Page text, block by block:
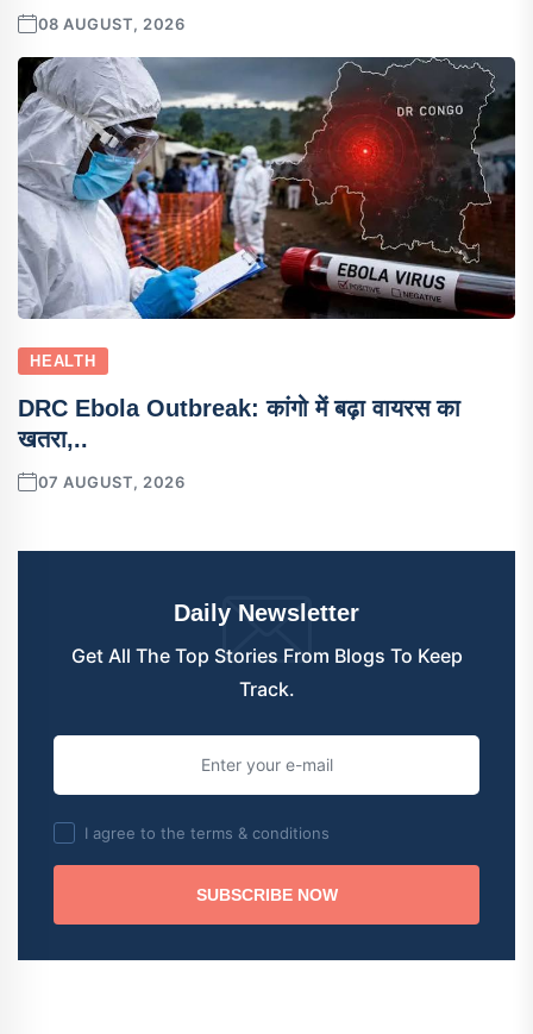
08 AUGUST, 2026
HEALTH
DRC Ebola Outbreak: कांगो में बढ़ा वायरस का
खतरा,..
07 AUGUST, 2026
Daily Newsletter
Get All The Top Stories From Blogs To Keep
Track.
I agree to the terms & conditions
SUBSCRIBE NOW